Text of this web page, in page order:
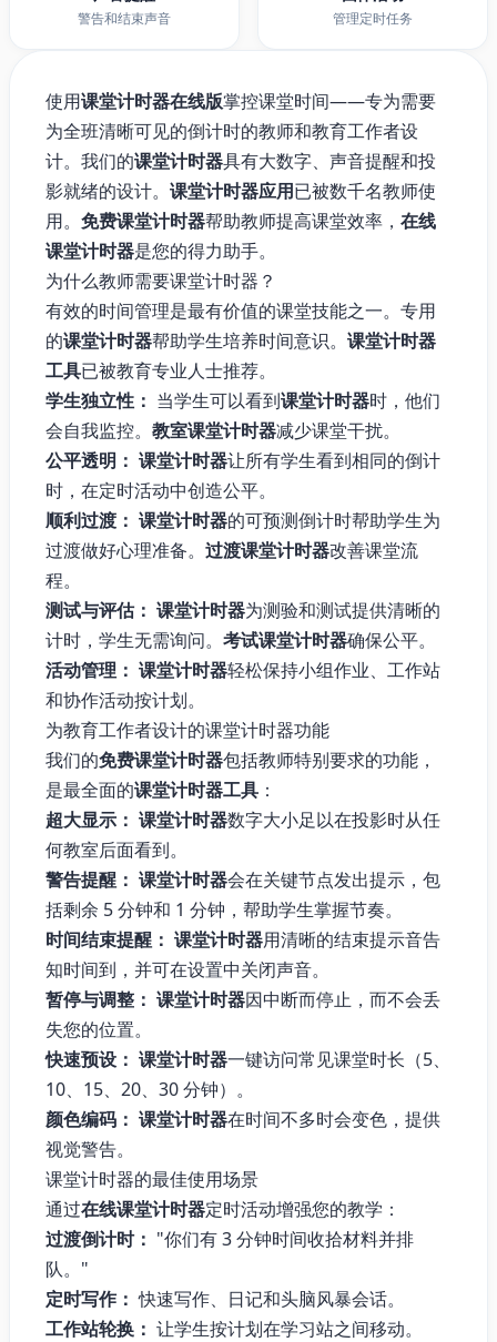
警告和结束声音 管理定时任务
使用课堂计时器在线版掌控课堂时间——专为需要
为全班清晰可见的倒计时的教师和教育工作者设
计。我们的课堂计时器具有大数字、声音提醒和投
影就绪的设计。 课堂计时器应用已被数千名教师使
用。 免费课堂计时器帮助教师提高课堂效率， 在线
课堂计时器是您的得力助手。
为什么教师需要课堂计时器？
有效的时间管理是最有价值的课堂技能之一。专用
的课堂计时器帮助学生培养时间意识。 课堂计时器
工具已被教育专业人士推荐。
学生独立性： 当学生可以看到课堂计时器时，他们
会自我监控。 教室课堂计时器减少课堂干扰。
公平透明： 课堂计时器让所有学生看到相同的倒计
时，在定时活动中创造公平。
顺利过渡： 课堂计时器的可预测倒计时帮助学生为
过渡做好心理准备。 过渡课堂计时器改善课堂流
程。
测试与评估： 课堂计时器为测验和测试提供清晰的
计时，学生无需询问。 考试课堂计时器确保公平。
活动管理： 课堂计时器轻松保持小组作业、工作站
和协作活动按计划。
为教育工作者设计的课堂计时器功能
我们的免费课堂计时器包括教师特别要求的功能，
是最全面的课堂计时器工具 ：
超大显示： 课堂计时器数字大小足以在投影时从任
何教室后面看到。
警告提醒： 课堂计时器会在关键节点发出提示，包
括剩余 5 分钟和 1 分钟，帮助学生掌握节奏。
时间结束提醒： 课堂计时器用清晰的结束提示音告
知时间到，并可在设置中关闭声音。
暂停与调整： 课堂计时器因中断而停止，而不会丢
失您的位置。
快速预设： 课堂计时器一键访问常见课堂时长（5、
10、15、20、30 分钟）。
颜色编码： 课堂计时器在时间不多时会变色，提供
视觉警告。
课堂计时器的最佳使用场景
通过在线课堂计时器定时活动增强您的教学：
过渡倒计时： "你们有 3 分钟时间收拾材料并排
队。"
定时写作： 快速写作、日记和头脑风暴会话。
工作站轮换： 让学生按计划在学习站之间移动。